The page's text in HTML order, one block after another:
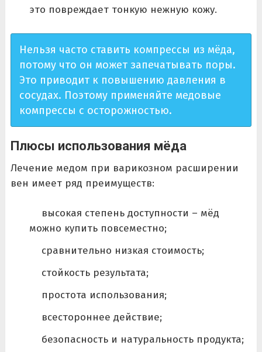
это повреждает тонкую нежную кожу.
Нельзя часто ставить компрессы из мёда,
потому что он может запечатывать поры.
Это приводит к повышению давления в
сосудах. Поэтому применяйте медовые
компрессы с осторожностью.
Плюсы использования мёда
Лечение медом при варикозном расширении
вен имеет ряд преимуществ:
высокая степень доступности – мёд
можно купить повсеместно;
сравнительно низкая стоимость;
стойкость результата;
простота использования;
всестороннее действие;
безопасность и натуральность продукта;